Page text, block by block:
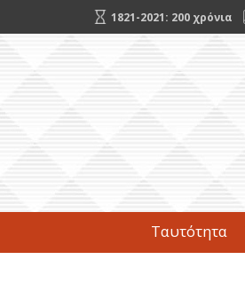
1821-2021: 200 χρόνια
Ταυτότητα